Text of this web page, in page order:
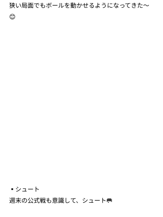
狭い局面でもボールを動かせるようになってきた〜
😊
▪️シュート
週末の公式戦も意識して、シュート🥅